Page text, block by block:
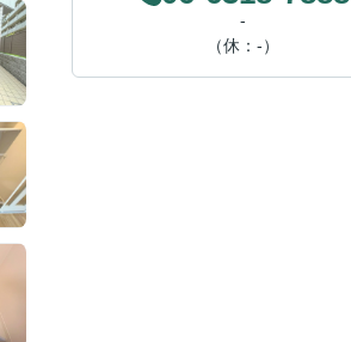
-
（休：-）